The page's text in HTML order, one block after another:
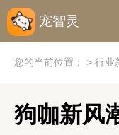
宠智灵
您的当前位置： > 行业
狗咖新风